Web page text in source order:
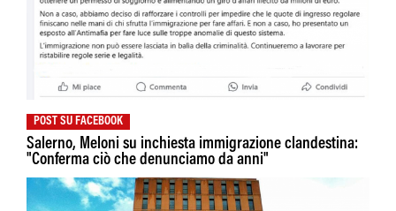
POST SU FACEBOOK
Salerno, Meloni su inchiesta immigrazione clandestina:
"Conferma ciò che denunciamo da anni"